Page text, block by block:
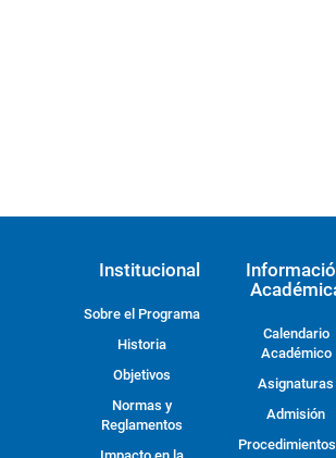
Institucional
Sobre el Programa
Historia
Objetivos
Normas y
Reglamentos
Calendario
Académico
Asignaturas
Admisión